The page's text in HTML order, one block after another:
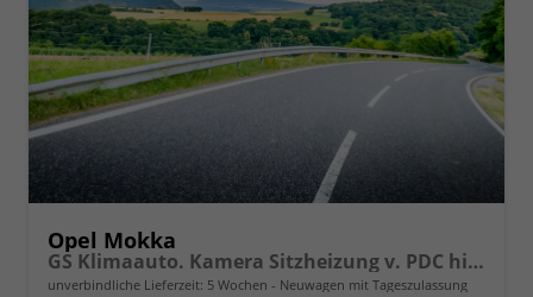
Opel Mokka
GS Klimaauto. Kamera Sitzheizung v. PDC hinten 17 Zoll LM
unverbindliche Lieferzeit: 5 Wochen Neuwagen mit Tageszulassung